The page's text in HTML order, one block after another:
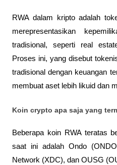
RWA dalam kripto adalah
merepresentasikan
tradisional, seperti real
Proses ini, yang disebut
tradisional dengan keuangan
membuat aset lebih likuid dan
Koin crypto apa saja yang
Beberapa koin RWA teratas
saat ini adalah Ondo
Network (XDC), dan OUSG